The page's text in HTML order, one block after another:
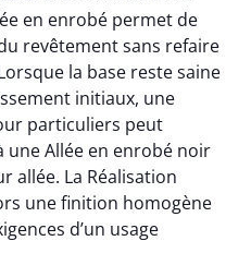
en enrobé permet de
revêtement sans refaire
la base reste saine
initiaux, une
particuliers peut
Allée en enrobé noir
allée. La Réalisation
une finition homogène
d’un usage